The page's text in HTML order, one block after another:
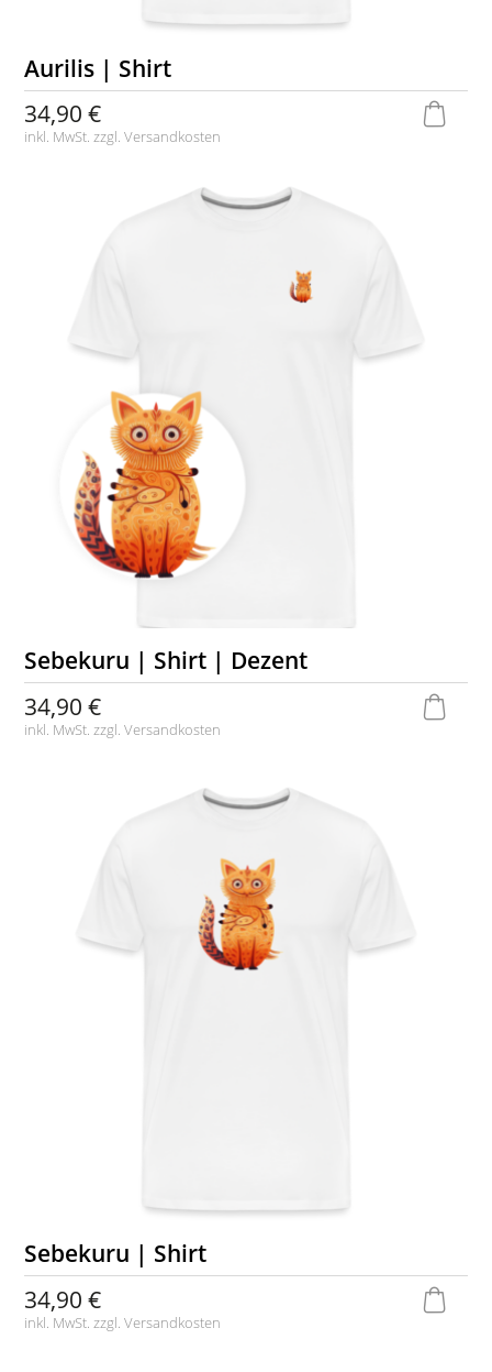
Aurilis | Shirt
34,90 €
inkl. MwSt. zzgl.Versandkosten
Sebekuru | Shirt | Dezent
34,90 €
inkl. MwSt. zzgl.Versandkosten
Sebekuru | Shirt
34,90 €
inkl. MwSt. zzgl.Versandkosten